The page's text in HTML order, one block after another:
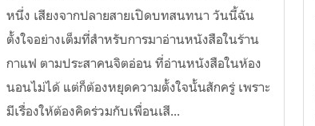
หนึ่ง เสียงจากปลายสายเปิดบทสนทนา วันนี้ฉัน
ตั้งใจอย่างเต็มที่สำหรับการมาอ่านหนังสือในร้าน
กาแฟ ตามประสาคนจิตอ่อน ที่อ่านหนังสือในห้อง
นอนไม่ได้ แต่ก็ต้องหยุดความตั้งใจนั้นสักครู่ เพราะ
มีเรื่องให้ต้องคิดร่วมกับเพื่อนเสี...